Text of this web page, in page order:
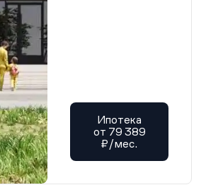
Ипотека
от 79 389
₽/мес.